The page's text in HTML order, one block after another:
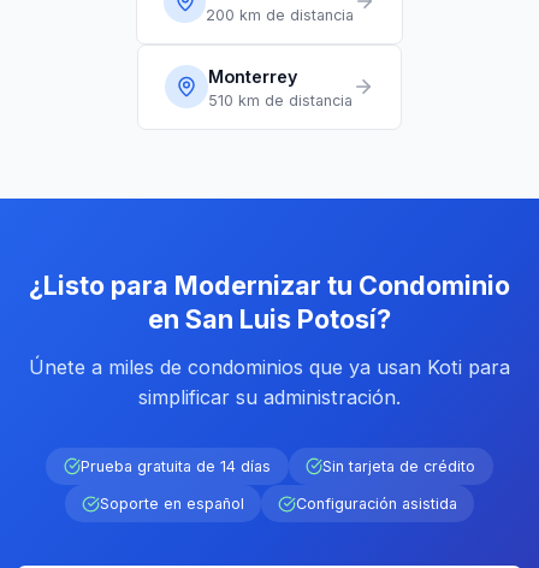
200 km de distancia
Monterrey
510 km de distancia
¿Listo para Modernizar tu Condominio
en San Luis Potosí?
Únete a miles de condominios que ya usan Koti para
simplificar su administración.
Prueba gratuita de 14 días Sin tarjeta de crédito
Soporte en español Configuración asistida